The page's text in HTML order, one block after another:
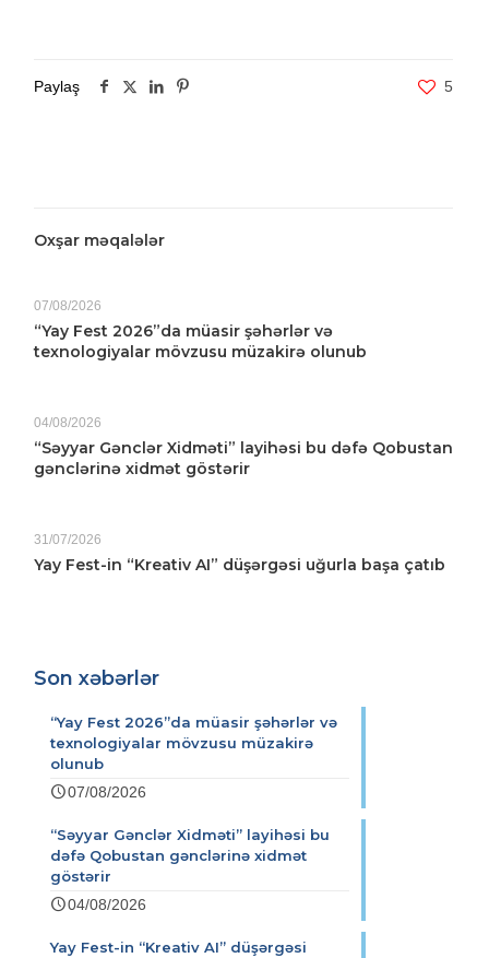
Paylaş 5
Oxşar məqalələr
07/08/2026
“Yay Fest 2026”da müasir şəhərlər və
texnologiyalar mövzusu müzakirə olunub
04/08/2026
“Səyyar Gənclər Xidməti” layihəsi bu dəfə Qobustan
gənclərinə xidmət göstərir
31/07/2026
Yay Fest-in “Kreativ AI” düşərgəsi uğurla başa çatıb
Son xəbərlər
“Yay Fest 2026”da müasir şəhərlər və
texnologiyalar mövzusu müzakirə
olunub
07/08/2026
“Səyyar Gənclər Xidməti” layihəsi bu
dəfə Qobustan gənclərinə xidmət
göstərir
04/08/2026
Yay Fest-in “Kreativ AI” düşərgəsi